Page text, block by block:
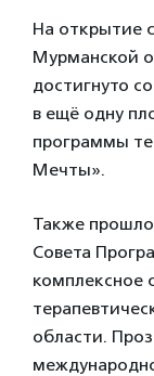
На открытие
Мурманской
достигнуто
в ещё одну
программы
Мечты».
Также прошло
Совета
комплексное
области.